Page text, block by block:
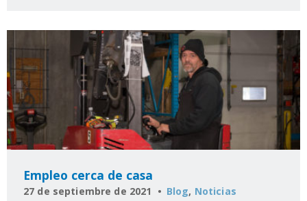
Empleo cerca de casa
27 de septiembre de 2021 Blog, Noticias